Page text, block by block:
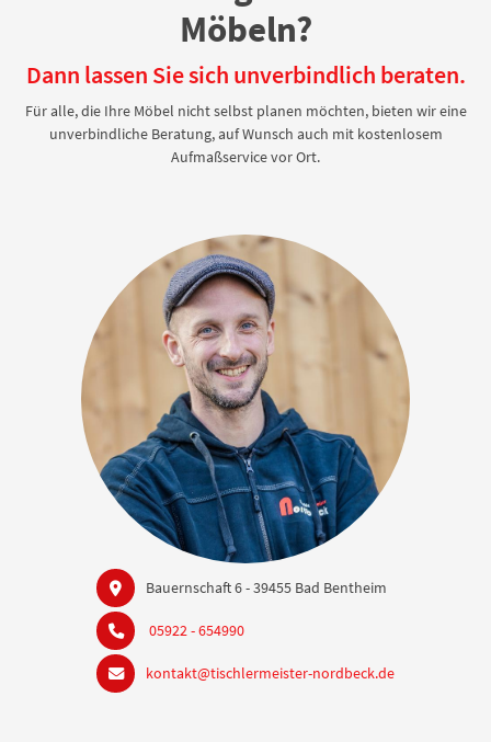
Möbeln?
Dann lassen Sie sich unverbindlich beraten.
Für alle, die Ihre Möbel nicht selbst planen möchten, bieten wir eine
unverbindliche Beratung, auf Wunsch auch mit kostenlosem
Aufmaßservice vor Ort.
Bauernschaft 6 - 39455 Bad Bentheim
05922 - 654990
kontakt@tischlermeister-nordbeck.de